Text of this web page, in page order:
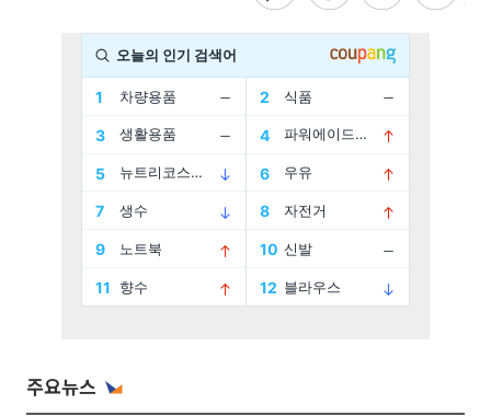
주요뉴스